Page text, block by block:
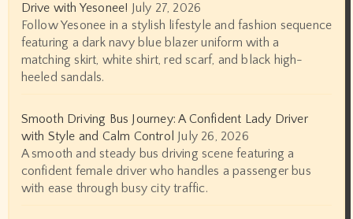
Drive with Yesonee! July 27, 2026
Follow Yesonee in a stylish lifestyle and fashion sequence
featuring a dark navy blue blazer uniform with a
matching skirt, white shirt, red scarf, and black high-
heeled sandals.
Smooth Driving Bus Journey: A Confident Lady Driver
with Style and Calm Control July 26, 2026
A smooth and steady bus driving scene featuring a
confident female driver who handles a passenger bus
with ease through busy city traffic.